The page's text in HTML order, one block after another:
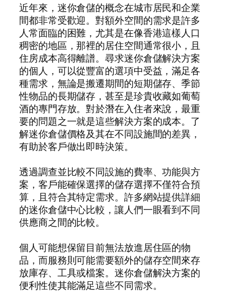
近年來，迷你倉儲的概念在城市居民和企業
間都非常受歡迎。對額外空間的需求是許多
人常面臨的困難，尤其是在像香港這樣人口
稠密的地區，那裡的居住空間通常很小，且
住房成本高得離譜。尋求迷你倉儲解決方案
的個人，可以從豐富的選項中受益，滿足各
種需求，無論是搬遷期間的短期儲存、季節
性物品的長期儲存，甚至是珍貴收藏如葡萄
酒的專門存放。對於潛在入住者來說，最重
要的問題之一就是這些解決方案的成本。了
解迷你倉儲價格及其在不同設施間的差異，
有助於客戶做出即時決策。
透過調查並比較不同設施的費率、功能與方
案，客戶能確保選擇的儲存選擇不僅符合預
算，且符合其特定需求。許多網站提供詳細
的迷你倉儲中心比較，讓人們一眼看到不同
供應商之間的比較。
個人可能想保留目前無法放進居住區的物
品，而服務則可能需要額外的儲存空間來存
放庫存、工具或檔案。迷你倉儲解決方案的
便利性使其能滿足這些不同需求。